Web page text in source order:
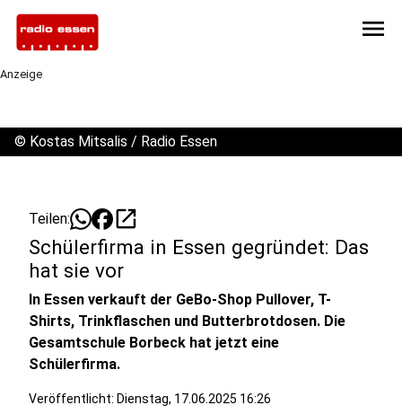
menu
Anzeige
© Kostas Mitsalis / Radio Essen
Teilen: open_in_new
Schülerfirma in Essen gegründet: Das
hat sie vor
In Essen verkauft der GeBo-Shop Pullover, T-
Shirts, Trinkflaschen und Butterbrotdosen. Die
Gesamtschule Borbeck hat jetzt eine
Schülerfirma.
Veröffentlicht: Dienstag, 17.06.2025 16:26